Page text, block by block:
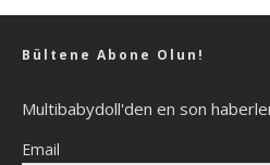
Bültene Abone Olun!
Multibabydoll'den en son
Email